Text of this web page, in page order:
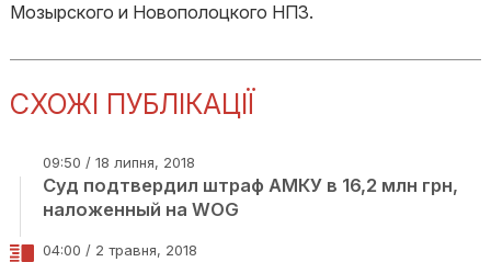
Мозырского и Новополоцкого НПЗ.
СХОЖІ ПУБЛІКАЦІЇ
09:50 / 18 липня, 2018
Суд подтвердил штраф АМКУ в 16,2 млн грн,
наложенный на WOG
04:00 / 2 травня, 2018